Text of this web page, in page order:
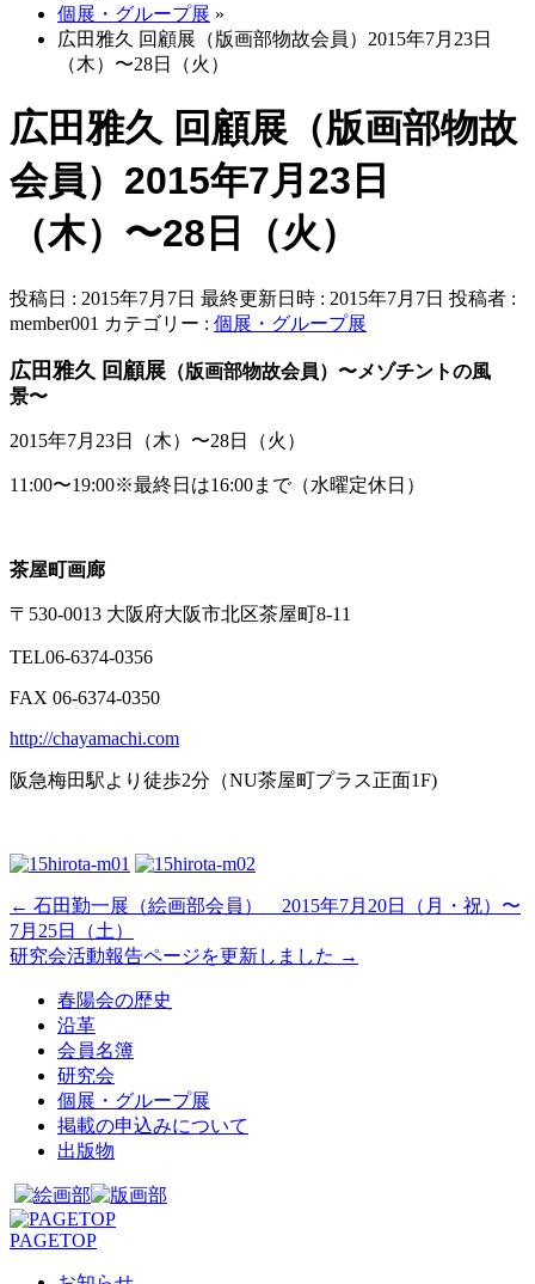
個展・グループ展 »
広田雅久 回顧展（版画部物故会員）2015年7月23日
（木）〜28日（火）
広田雅久 回顧展（版画部物故
会員）2015年7月23日
（木）〜28日（火）
投稿日 : 2015年7月7日 最終更新日時 : 2015年7月7日 投稿者 :
member001 カテゴリー : 個展・グループ展
広田雅久 回顧展 （版画部物故会員） 〜メゾチントの風
景〜
2015年7月23日（木）〜28日（火）
11:00〜19:00※最終日は16:00まで（水曜定休日）
茶屋町画廊
〒530-0013 大阪府大阪市北区茶屋町8-11
TEL06-6374-0356
FAX 06-6374-0350
http://chayamachi.com
阪急梅田駅より徒歩2分（NU茶屋町プラス正面1F)
← 石田勤一展（絵画部会員） 2015年7月20日（月・祝）〜
7月25日（土）
研究会活動報告ページを更新しました →
春陽会の歴史
沿革
会員名簿
研究会
個展・グループ展
掲載の申込みについて
出版物
PAGETOP